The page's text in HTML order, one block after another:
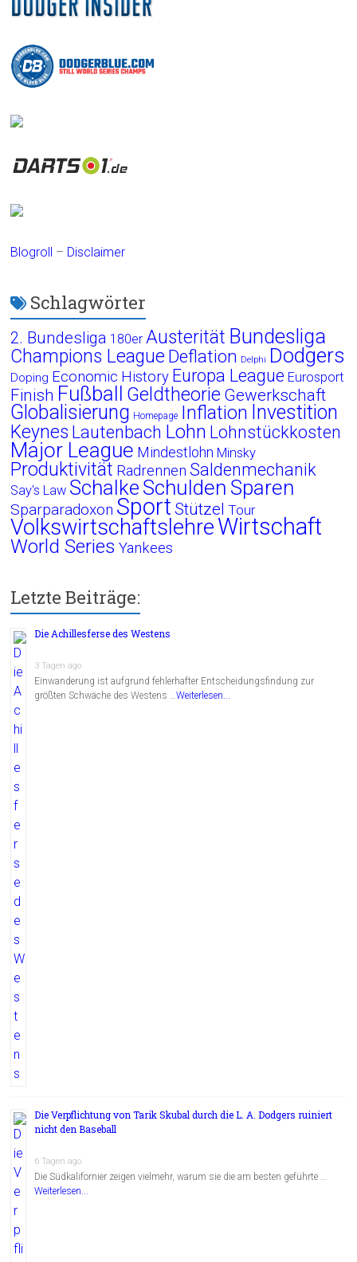
Blogroll – Disclaimer
Schlagwörter
2. Bundesliga 180er Austerität Bundesliga
Champions League Deflation Delphi Dodgers
Doping Economic History Europa League Eurosport
Finish Fußball Geldtheorie Gewerkschaft
Globalisierung Homepage Inflation Investition
Keynes Lautenbach Lohn Lohnstückkosten
Major League Mindestlohn Minsky
Produktivität Radrennen Saldenmechanik
Say's Law Schalke Schulden Sparen
Sparparadoxon Sport Stützel Tour
VolkswirtschaftslehreWirtschaft
World Series Yankees
Letzte Beiträge:
Die Achillesferse des Westens
3 Tagen ago
Einwanderung ist aufgrund fehlerhafter Entscheidungsfindung zur
größten Schwäche des Westens …Weiterlesen...
Die Verpflichtung von Tarik Skubal durch die L. A. Dodgers ruiniert
nicht den Baseball
6 Tagen ago
Die Südkalifornier zeigen vielmehr, warum sie die am besten geführte …
Weiterlesen...